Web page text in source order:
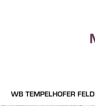
WB TEMPELHOFER FELD